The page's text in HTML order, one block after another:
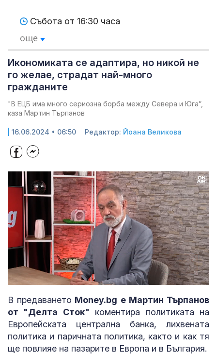
Събота от 16:30 часа
още
Икономиката се адаптира, но никой не
го желае, страдат най-много
гражданите
"В ЕЦБ има много сериозна борба между Севера и Юга”,
каза Мартин Търпанов
16.06.2024 • 06:50 Редактор: Йоана Великова
Unmute Loaded:
2.80%
В предаването Money.bg е Мартин Търпанов
от "Делта Сток" коментира политиката на
Европейската централна банка, лихвената
политика и паричната политика, както и как тя
ще повлияе на пазарите в Европа и в България.